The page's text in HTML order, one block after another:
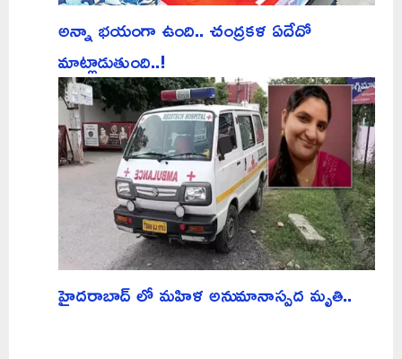
అన్నా భయంగా ఉంది.. చంద్రకళ ఏదేదో
మాట్లాడుతుంది..!
హైదరాబాద్ లో మహిళ అనుమానాస్పద మృతి..